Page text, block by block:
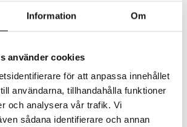
Information Om
använder cookies
för att anpassa innehållet
användarna, tillhandahålla funktioner
och analysera vår trafik. Vi
sådana identifierare och annan
Finns i flera varianter